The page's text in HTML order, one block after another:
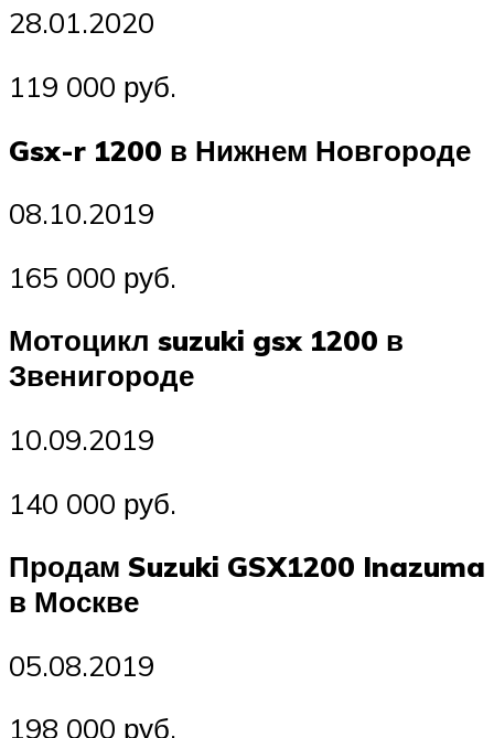
28.01.2020
119 000 руб.
Gsx-r 1200 в Нижнем Новгороде
08.10.2019
165 000 руб.
Мотоцикл suzuki gsx 1200 в
Звенигороде
10.09.2019
140 000 руб.
Продам Suzuki GSX1200 Inazuma
в Москве
05.08.2019
198 000 руб.